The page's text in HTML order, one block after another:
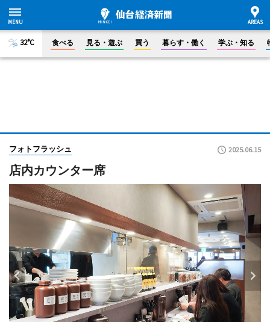
32°C 食べる 見る・遊ぶ 買う 暮らす・働く 学ぶ・知る
フォトフラッシュ 2025.06.15
店内カウンター席